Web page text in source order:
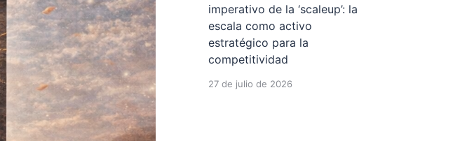
imperativo de la ‘scaleup’: la
escala como activo
estratégico para la
competitividad
27 de julio de 2026